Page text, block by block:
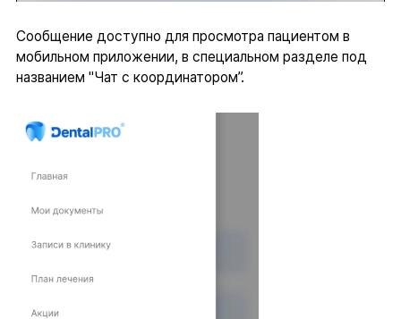
Сообщение доступно для просмотра пациентом в
мобильном приложении, в специальном разделе под
названием "Чат с координатором”.